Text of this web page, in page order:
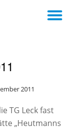
2011
TG Leck fast
„Heutmanns